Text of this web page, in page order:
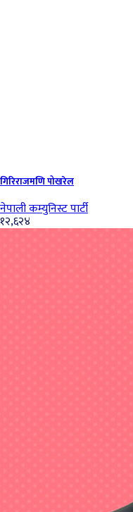
गिरिराजमणि पोखरेल
नेपाली कम्युनिस्ट पार्टी
१२,६२४